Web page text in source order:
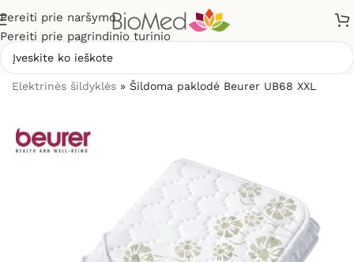
Pereiti prie naršymo
Pereiti prie pagrindinio turinio
Elektrinės šildyklės » Šildoma paklodė Beurer UB68 XXL